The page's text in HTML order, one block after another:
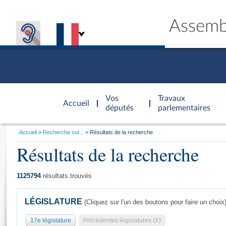
Accueil
d'accueil
Vos
députés
Travaux
parlementaires
Général
Vous
Accueil Recherche sur... Résultats de la recherche
Résultats de la recherche
1125794résultats trouvés
LÉGISLATURE (Cliquez sur l'un des boutons pour faire un choix)
17e législature Précédentes législatures (X)